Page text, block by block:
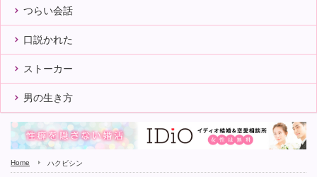
つらい会話
口説かれた
ストーカー
男の生き方
Home ハクビシン